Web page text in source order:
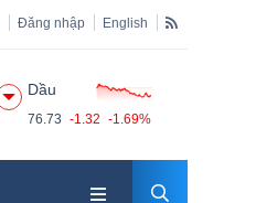
Đăng nhập English
Dầu
76.73 -1.32 -1.69%